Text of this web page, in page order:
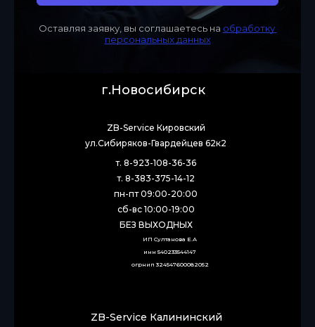
Оставляя заявку, вы соглашаетесь на обработку
персональных данных
г.Новосибирск
т. 8-923-108-36-36
т. 8-383-375-14-12
пн-пт 09:00-20:00
сб-вс 10:00-19:00
БЕЗ ВЫХОДНЫХ
ZB-Service Калининский
ZB-Service Кировский
ул.Сибиряков-Гвардейцев 62к2
ИП Султанова Е.А
инн 540233544147
огрнип 324547600082052